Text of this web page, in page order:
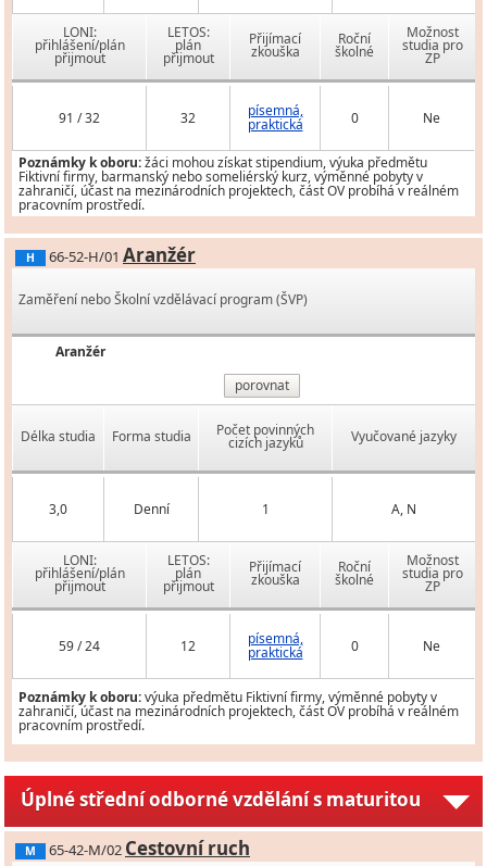
LONI:
přihlášení/plán
přijmout
LETOS:
plán
přijmout
Přijímací
zkouška
Roční
školné
Možnost
studia pro
ZP
91 / 32 32 písemná,
praktická 0 Ne
Poznámky k oboru:žáci mohou získat stipendium, výuka předmětu
Fiktivní firmy, barmanský nebo someliérský kurz, výměnné pobyty v
zahraničí, účast na mezinárodních projektech, část OV probíhá v reálném
pracovním prostředí.
H 66-52-H/01 Aranžér
Zaměření nebo Školní vzdělávací program (ŠVP)
Aranžér
porovnat
Délka studia Forma studia Počet povinných
cizích jazyků Vyučované jazyky
3,0 Denní 1 A, N
LONI:
přihlášení/plán
přijmout
LETOS:
plán
přijmout
Přijímací
zkouška
Roční
školné
Možnost
studia pro
ZP
59 / 24 12 písemná,
praktická 0 Ne
Poznámky k oboru:výuka předmětu Fiktivní firmy, výměnné pobyty v
zahraničí, účast na mezinárodních projektech, část OV probíhá v reálném
pracovním prostředí.
Úplné střední odborné vzdělání s maturitou
M 65-42-M/02 Cestovní ruch